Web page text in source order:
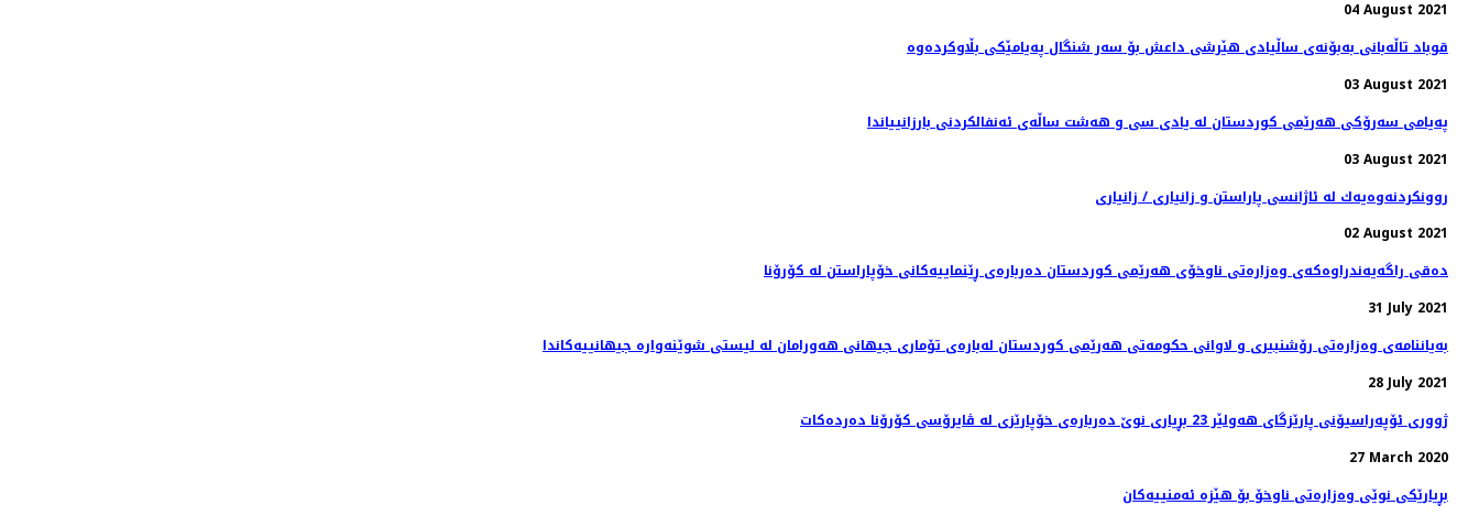
04 August 2021
قوباد تاڵەبانی بەبۆنەی ساڵیادی هێرشی داعش بۆ سەر شنگال پەیامێکی بڵاوکردەوە
03 August 2021
پەیامی سەرۆکی هەرێمی کوردستان له‌ يادى سى و هه‌شت ساڵه‌ى ئه‌نفالكردنى بارزانيياندا
03 August 2021
روونكردنه‌وه‌یه‌ك له‌ ئاژانسی پاراستن و زانیاری / زانیاری
02 August 2021
دەقی راگەیەندراوەکەی وەزارەتی ناوخۆی هەرێمی کوردستان دەربارەی ڕێنماییەکانی خۆپاراستن لە کۆرۆنا
31 July 2021
بەیاننامەی وەزارەتی رۆشنبیری و لاوانی حکومەتی هەرێمی کوردستان لەبارەی تۆماری جیهانی هەورامان لە لیستی شوێنەوارە جیهانییەکاندا
28 July 2021
ژووری ئۆپەراسیۆنی پارێزگای هەولێر 23 بڕیاری نوێ‌ دەربارەی خۆپارێزی لە ڤایرۆسی كۆرۆنا دەردەكات
27 March 2020
بڕیارێكی نوێی وەزارەتی ناوخۆ بۆ هێزە ئەمنییەكان